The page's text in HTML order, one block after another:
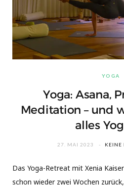
YOGA
Yoga: Asana,
Meditation – und
alles
27. MAI 2023 KEINE
Das Yoga-Retreat mit Xenia
schon wieder zwei Wochen